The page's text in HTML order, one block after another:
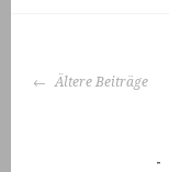
BEITRAGS-
Ältere Beiträge